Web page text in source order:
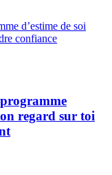
regard sur toi